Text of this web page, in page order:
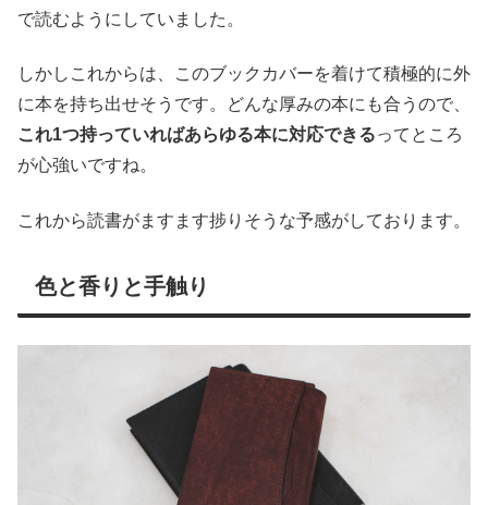
で読むようにしていました。
しかしこれからは、このブックカバーを着けて積極的に外
に本を持ち出せそうです。どんな厚みの本にも合うので、
これ1つ持っていればあらゆる本に対応できるってところ
が心強いですね。
これから読書がますます捗りそうな予感がしております。
色と香りと手触り